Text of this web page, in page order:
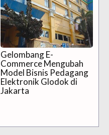
Gelombang E-
Commerce Mengubah
Model Bisnis Pedagang
Elektronik Glodok di
Jakarta